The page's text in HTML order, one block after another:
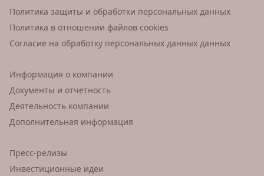
Политика защиты и обработки персональных данных
Политика в отношении файлов cookies
Согласие на обработку персональных данных данных
Информация о компании
Документы и отчетность
Деятельность компании
Дополнительная информация
Пресс-релизы
Инвестиционные идеи